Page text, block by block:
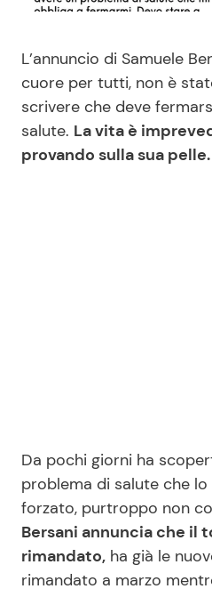
Mondo Mamma
News benessere
Info
Chi siamo
Redazione
L’annuncio di Samuele
cuore per tutti, non è
scrivere che deve
salute. La vita è
provando sulla sua pelle.
Da pochi giorni ha
problema di salute che
forzato, purtroppo non
Bersani annuncia che il
rimandato, ha già le
rimandato a marzo